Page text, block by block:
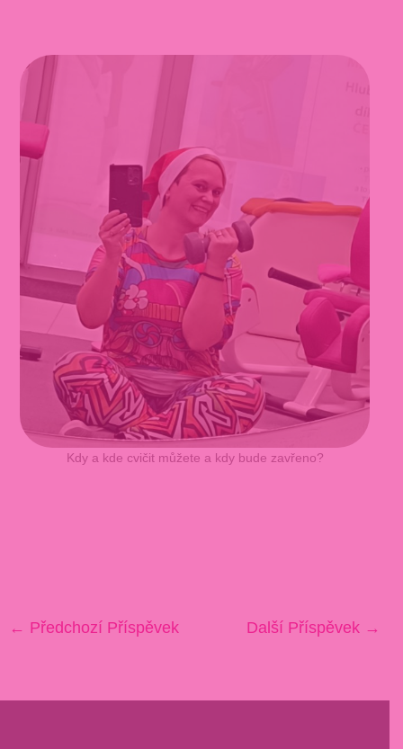
Kdy a kde cvičit můžete a kdy bude zavřeno?
← Předchozí Příspěvek Další Příspěvek →